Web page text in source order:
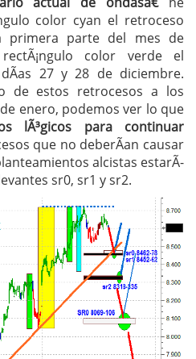
color cyan el retroceso
parte del mes de
color verde el
27 y 28 de diciembre.
de estos retrocesos a los
enero, podemos ver lo que
lÃ³gicos para continuar
que no deberÃ­an causar
alcistas estarÃ­
sr0, sr1 y sr2.